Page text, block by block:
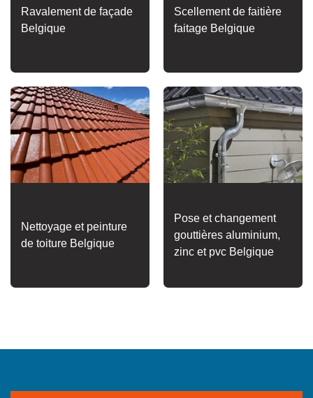
Ravalement de façade
Belgique
Scellement de faitière
faitage Belgique
Nettoyage et peinture
de toiture Belgique
Pose et changement
gouttières aluminium,
zinc et pvc Belgique